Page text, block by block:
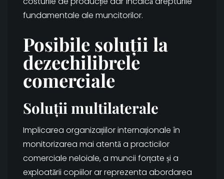
fundamentale ale muncitorilor.
Posibile soluții la
dezechilibrele
comerciale
Soluții multilaterale
Implicarea organizațiilor internaționale în
monitorizarea mai atentă a practicilor
comerciale neloiale, a muncii forțate și a
exploatării copiilor ar reprezenta abordarea